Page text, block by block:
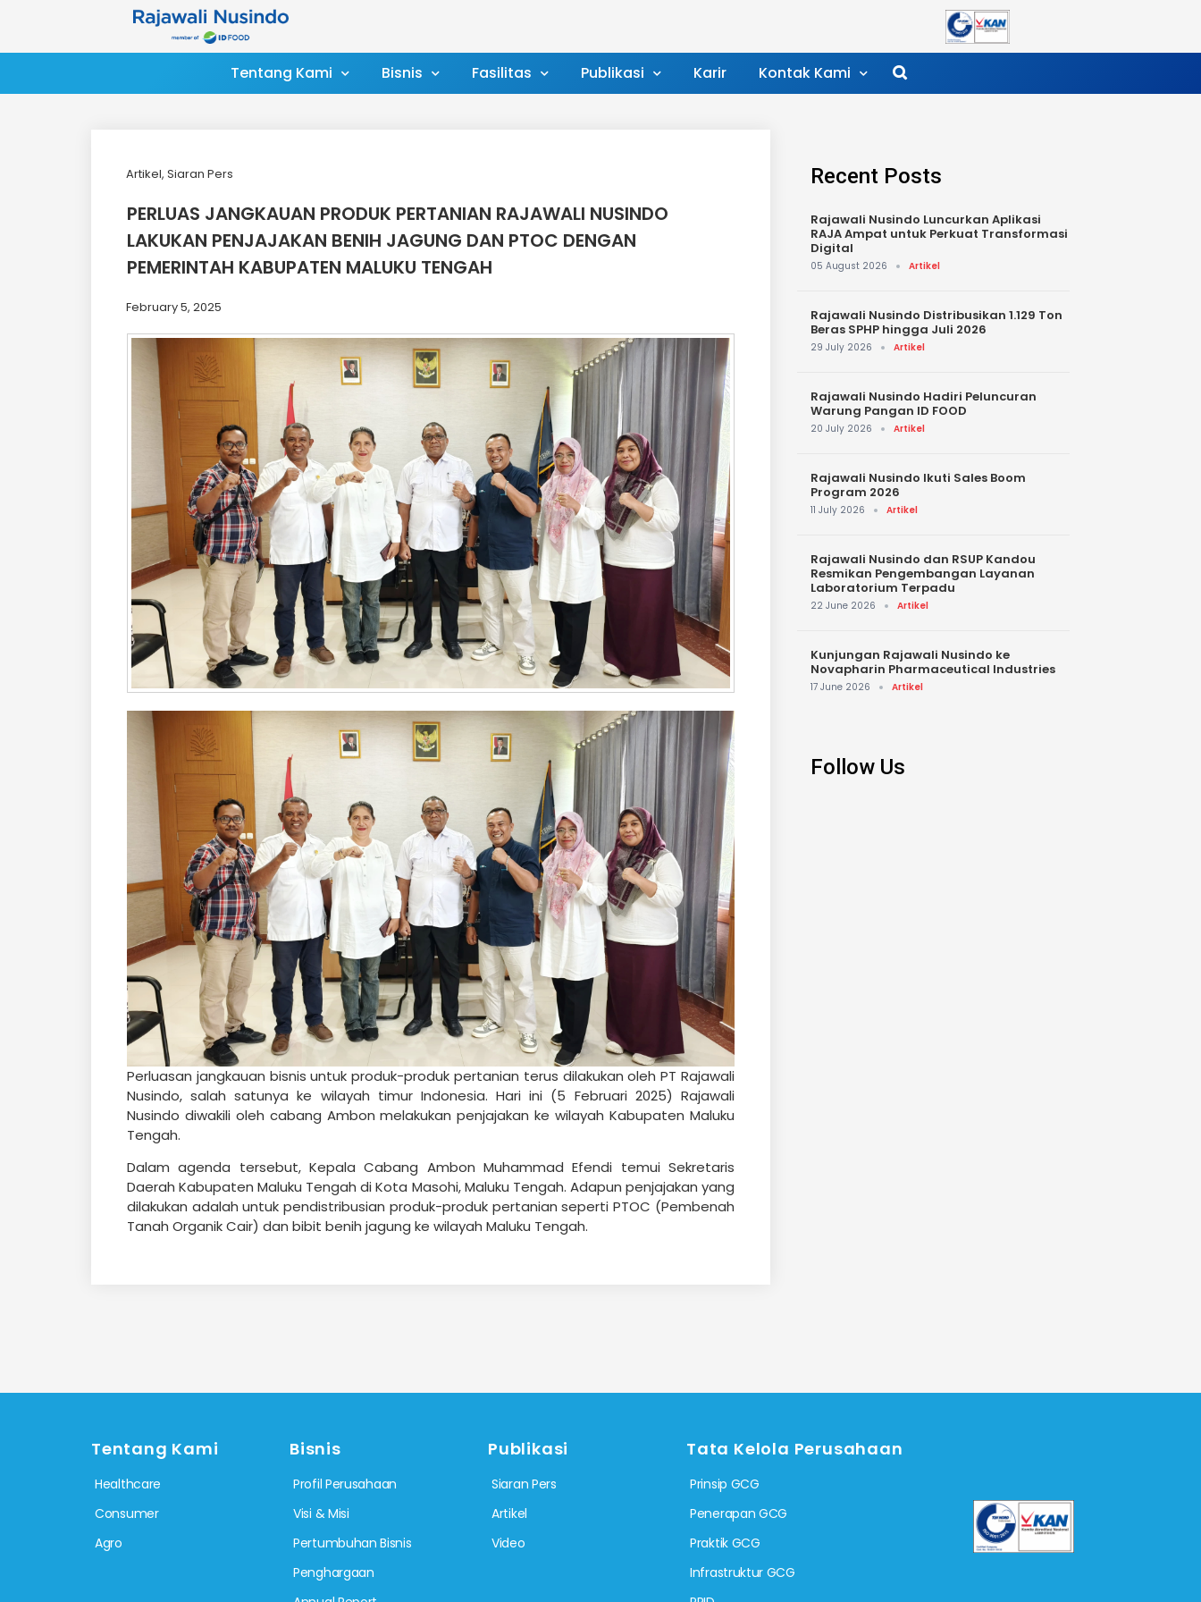
Tentang Kami Bisnis Fasilitas Publikasi Karir Kontak Kami
Artikel, Siaran Pers
PERLUAS JANGKAUAN PRODUK PERTANIAN RAJAWALI NUSINDO
LAKUKAN PENJAJAKAN BENIH JAGUNG DAN PTOC DENGAN
PEMERINTAH KABUPATEN MALUKU TENGAH
February 5, 2025
Perluasan jangkauan bisnis untuk produk-produk pertanian terus dilakukan oleh PT Rajawali
Nusindo, salah satunya ke wilayah timur Indonesia. Hari ini (5 Februari 2025) Rajawali
Nusindo diwakili oleh cabang Ambon melakukan penjajakan ke wilayah Kabupaten Maluku
Tengah.
Dalam agenda tersebut, Kepala Cabang Ambon Muhammad Efendi temui Sekretaris
Daerah Kabupaten Maluku Tengah di Kota Masohi, Maluku Tengah. Adapun penjajakan yang
dilakukan adalah untuk pendistribusian produk-produk pertanian seperti PTOC (Pembenah
Tanah Organik Cair) dan bibit benih jagung ke wilayah Maluku Tengah.
Recent Posts
Rajawali Nusindo Luncurkan Aplikasi
RAJA Ampat untuk Perkuat Transformasi
Digital
05 August 2026 Artikel
Rajawali Nusindo Distribusikan 1.129 Ton
Beras SPHP hingga Juli 2026
29 July 2026 Artikel
Rajawali Nusindo Hadiri Peluncuran
Warung Pangan ID FOOD
20 July 2026 Artikel
Rajawali Nusindo Ikuti Sales Boom
Program 2026
11 July 2026 Artikel
Rajawali Nusindo dan RSUP Kandou
Resmikan Pengembangan Layanan
Laboratorium Terpadu
22 June 2026 Artikel
Kunjungan Rajawali Nusindo ke
Novapharin Pharmaceutical Industries
17 June 2026 Artikel
Follow Us
Tentang Kami
Healthcare
Consumer
Agro
Bisnis
Profil Perusahaan
Visi & Misi
Pertumbuhan Bisnis
Penghargaan
Publikasi
Siaran Pers
Artikel
Video
Tata Kelola Perusahaan
Prinsip GCG
Penerapan GCG
Praktik GCG
Infrastruktur GCG